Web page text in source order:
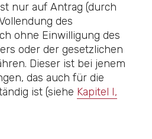
nur auf Antrag (durch
des
ohne Einwilligung des
oder der gesetzlichen
Dieser ist bei jenem
das auch für die
ist (siehe Kapitel I,